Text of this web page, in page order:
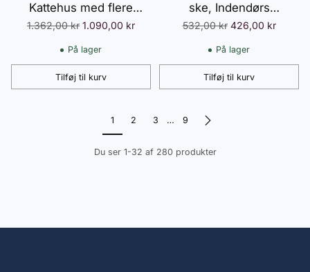
Kattehus med flere
indgange, 2 etager,
Udendørs Kattehule,
asfalttag, Blomsterkasse,
Normalpris
1.362,00 kr 1.090,00 kr
På lager
Tilføj til kurv
Antal
ske, Indendørs
Kattebakke til Katte op til
4 kg, Plastik, Grå, 48,5 x
Normalpris
532,00 kr 426,00 kr
På lager
Tilføj til kurv
Antal
1 2 3 … 9
Du ser 1-32 af 280 produkter